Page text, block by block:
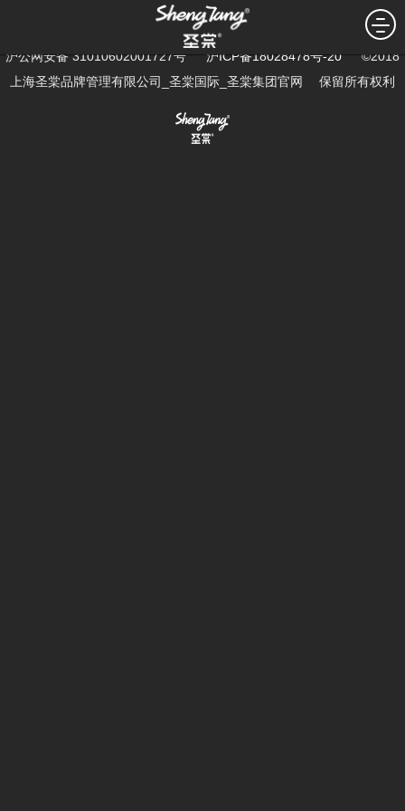
暂无新闻...
沪公网安备 31010602001727号 沪ICP备18028478号-20
©2018
上海圣棠品牌管理有限公司_圣棠国际_圣棠集团官网 保留所有权利